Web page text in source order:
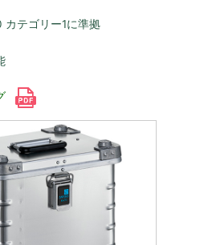
カテゴリー1に準拠